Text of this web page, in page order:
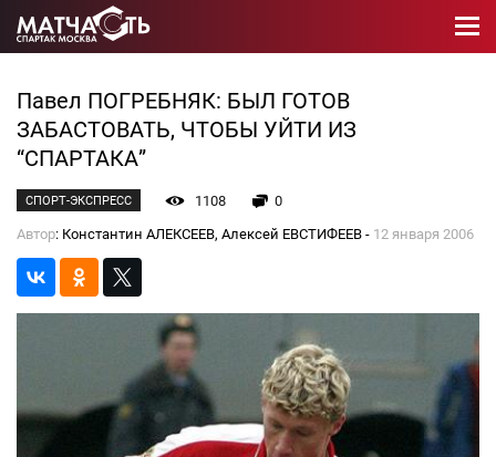
Павел ПОГРЕБНЯК: БЫЛ ГОТОВ
ЗАБАСТОВАТЬ, ЧТОБЫ УЙТИ ИЗ
“СПАРТАКА”
СПОРТ-ЭКСПРЕСС 1108
0
Автор: Константин АЛЕКСЕЕВ, Алексей ЕВСТИФЕЕВ - 12 января 2006